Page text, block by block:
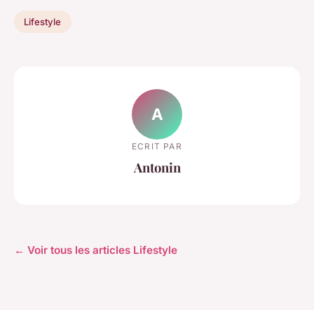
Lifestyle
A
ECRIT PAR
Antonin
← Voir tous les articles Lifestyle